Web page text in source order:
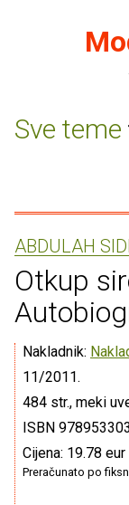
Sve teme
ABDULAH
Otkup
Nakladnik:
11/2011.
484 str., meki
ISBN
Cijena: 19.78 eur
Preračunato po